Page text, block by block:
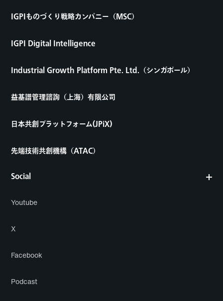
Social
Youtube
X
Facebook
Podcast
IGPIものづくり戦略カンパニー（MSC）
IGPI Digital Intelligence
Industrial Growth Platform Pte. Ltd.（シンガポール）
益基譜管理諮詢（上海）有限公司
日本共創プラットフォーム(JPiX)
先端技術共創機構（ATAC）